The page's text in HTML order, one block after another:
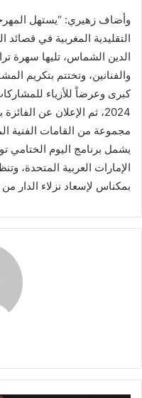
وأضاف زهيري: “يستهل
التقليدية المغربية في
الدين الشماس، تليها سهرة
والفنانين، وتختتم بتكريم
كبرى وعرضاً للأزياء
2024، ثم الإعلان عن
مجموعة من القامات الفنية
يشمل برنامج اليوم الختامي
الإمارات العربية المتحدة،
بمكناس لإسعاد نزلاء الدار من